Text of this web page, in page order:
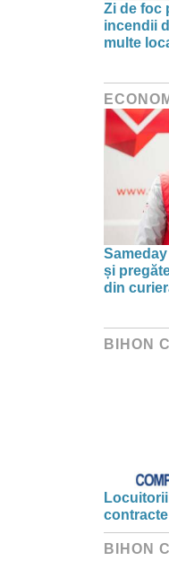
Zi de foc
incendii
multe
și
din
BIHON
BIHON